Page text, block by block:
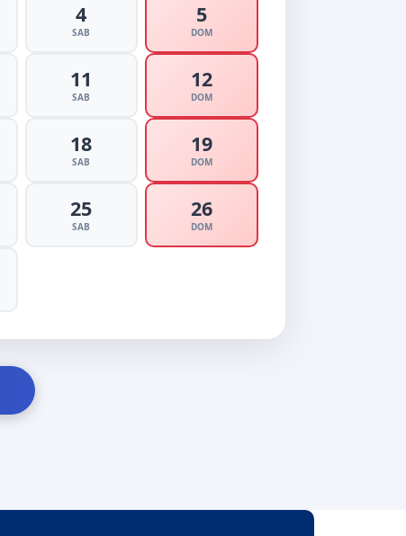
4
SAB
5
DOM
11
SAB
12
DOM
18
SAB
19
DOM
25
SAB
26
DOM